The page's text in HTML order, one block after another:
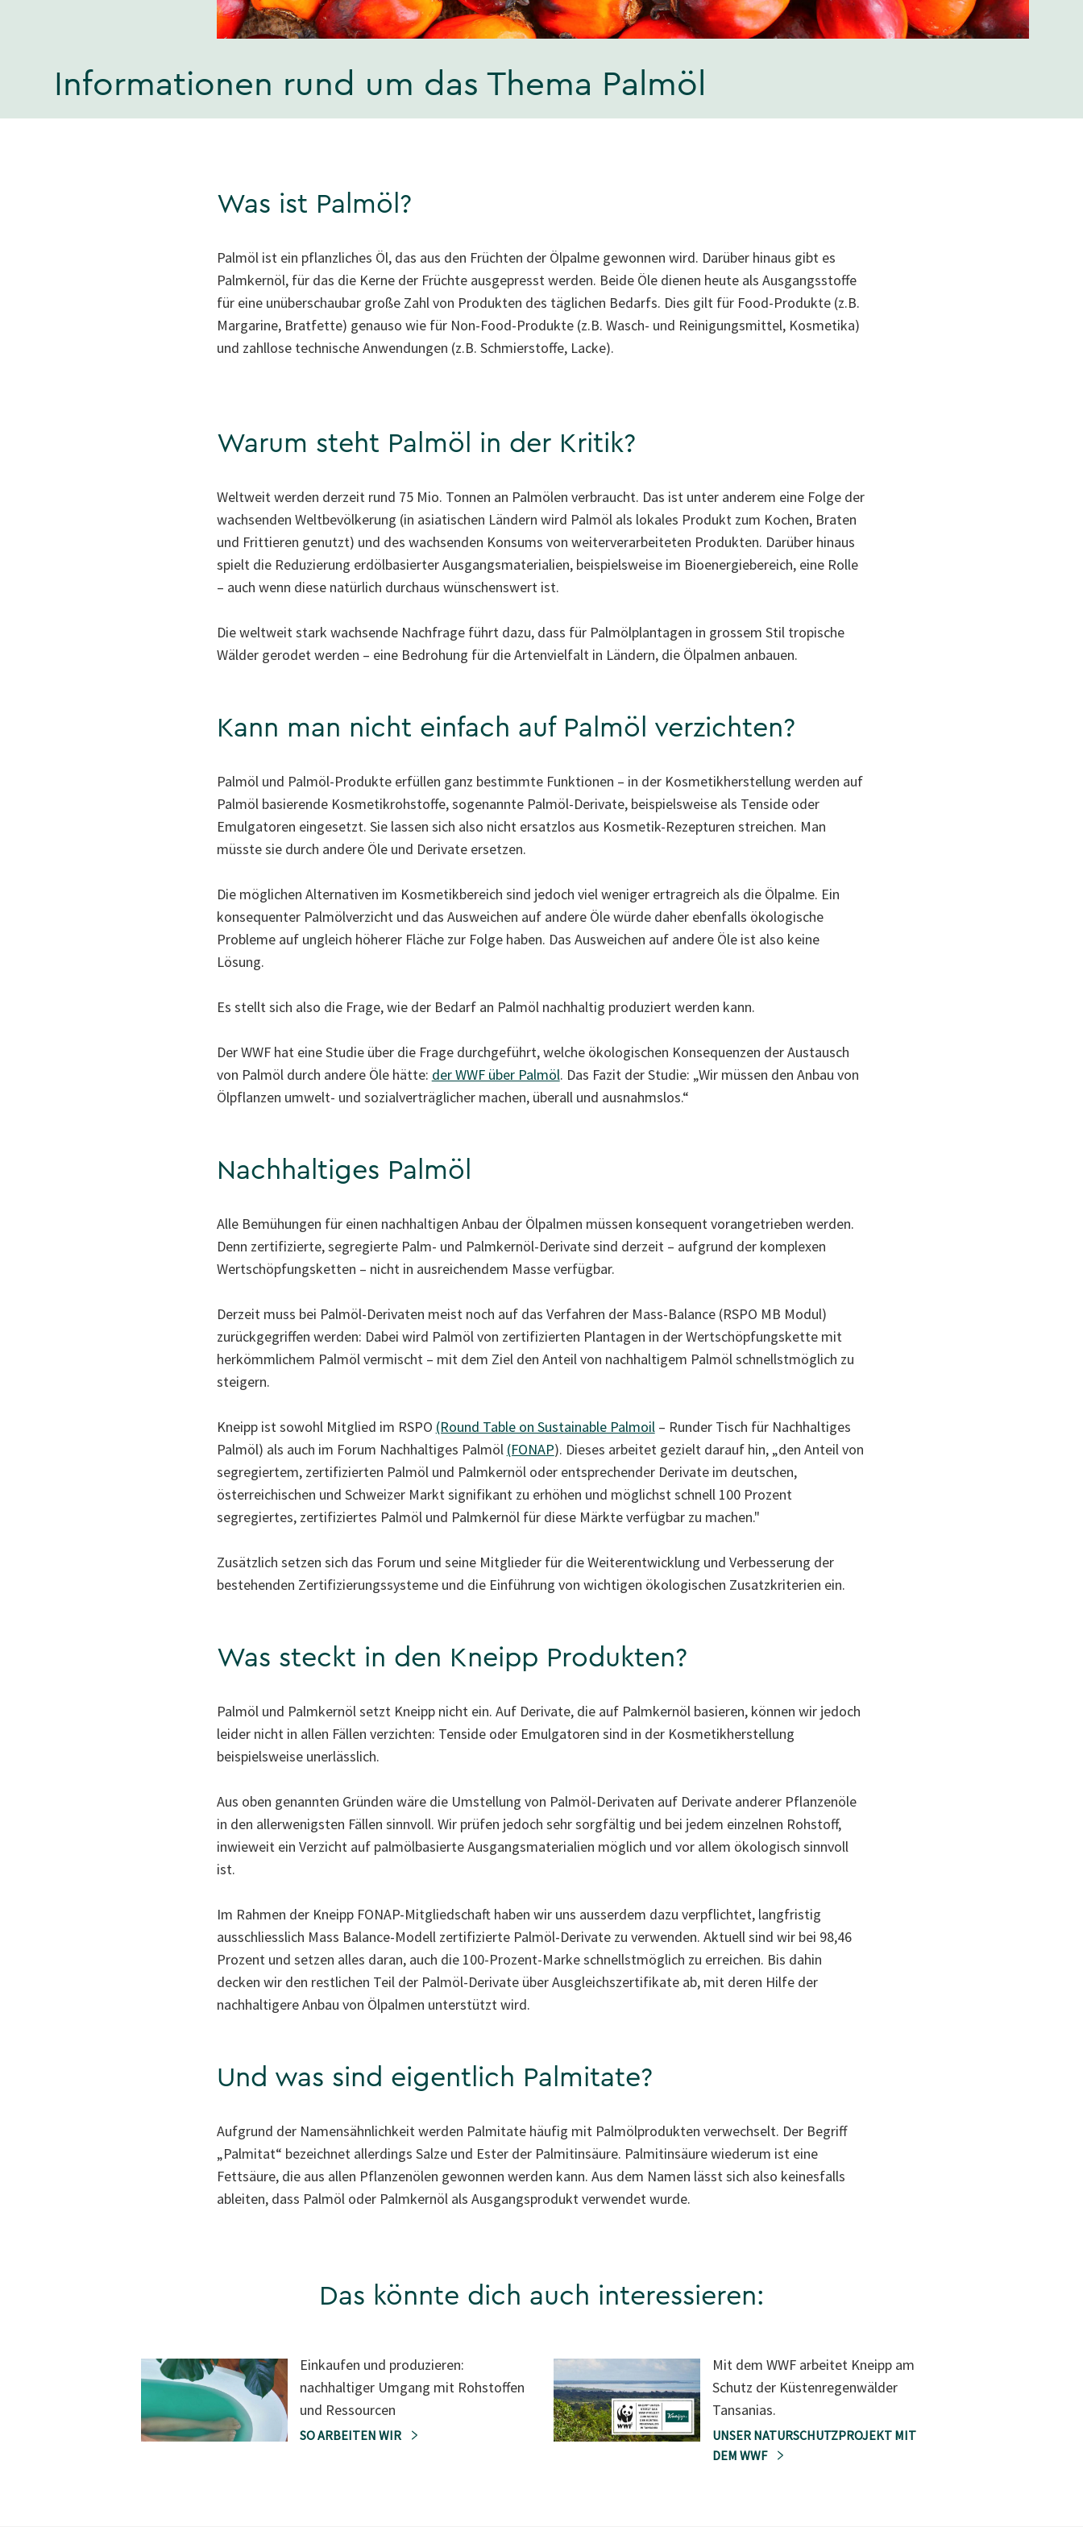
Informationen rund um das Thema Palmöl
Was ist Palmöl?
Palmöl ist ein pflanzliches Öl, das aus den Früchten der Ölpalme gewonnen wird. Darüber hinaus gibt es
Palmkernöl, für das die Kerne der Früchte ausgepresst werden. Beide Öle dienen heute als Ausgangsstoffe
für eine unüberschaubar große Zahl von Produkten des täglichen Bedarfs. Dies gilt für Food-Produkte (z.B.
Margarine, Bratfette) genauso wie für Non-Food-Produkte (z.B. Wasch- und Reinigungsmittel, Kosmetika)
und zahllose technische Anwendungen (z.B. Schmierstoffe, Lacke).
Warum steht Palmöl in der Kritik?
Weltweit werden derzeit rund 75 Mio. Tonnen an Palmölen verbraucht. Das ist unter anderem eine Folge der
wachsenden Weltbevölkerung (in asiatischen Ländern wird Palmöl als lokales Produkt zum Kochen, Braten
und Frittieren genutzt) und des wachsenden Konsums von weiterverarbeiteten Produkten. Darüber hinaus
spielt die Reduzierung erdölbasierter Ausgangsmaterialien, beispielsweise im Bioenergiebereich, eine Rolle
– auch wenn diese natürlich durchaus wünschenswert ist.
Die weltweit stark wachsende Nachfrage führt dazu, dass für Palmölplantagen in grossem Stil tropische
Wälder gerodet werden – eine Bedrohung für die Artenvielfalt in Ländern, die Ölpalmen anbauen.
Kann man nicht einfach auf Palmöl verzichten?
Palmöl und Palmöl-Produkte erfüllen ganz bestimmte Funktionen – in der Kosmetikherstellung werden auf
Palmöl basierende Kosmetikrohstoffe, sogenannte Palmöl-Derivate, beispielsweise als Tenside oder
Emulgatoren eingesetzt. Sie lassen sich also nicht ersatzlos aus Kosmetik-Rezepturen streichen. Man
müsste sie durch andere Öle und Derivate ersetzen.
Die möglichen Alternativen im Kosmetikbereich sind jedoch viel weniger ertragreich als die Ölpalme. Ein
konsequenter Palmölverzicht und das Ausweichen auf andere Öle würde daher ebenfalls ökologische
Probleme auf ungleich höherer Fläche zur Folge haben. Das Ausweichen auf andere Öle ist also keine
Lösung.
Es stellt sich also die Frage, wie der Bedarf an Palmöl nachhaltig produziert werden kann.
Der WWF hat eine Studie über die Frage durchgeführt, welche ökologischen Konsequenzen der Austausch
von Palmöl durch andere Öle hätte: der WWF über Palmöl. Das Fazit der Studie: „Wir müssen den Anbau von
Ölpflanzen umwelt- und sozialverträglicher machen, überall und ausnahmslos.“
Nachhaltiges Palmöl
Alle Bemühungen für einen nachhaltigen Anbau der Ölpalmen müssen konsequent vorangetrieben werden.
Denn zertifizierte, segregierte Palm- und Palmkernöl-Derivate sind derzeit – aufgrund der komplexen
Wertschöpfungsketten – nicht in ausreichendem Masse verfügbar.
Derzeit muss bei Palmöl-Derivaten meist noch auf das Verfahren der Mass-Balance (RSPO MB Modul)
zurückgegriffen werden: Dabei wird Palmöl von zertifizierten Plantagen in der Wertschöpfungskette mit
herkömmlichem Palmöl vermischt – mit dem Ziel den Anteil von nachhaltigem Palmöl schnellstmöglich zu
steigern.
Kneipp ist sowohl Mitglied im RSPO (Round Table on Sustainable Palmoil– Runder Tisch für Nachhaltiges
Palmöl) als auch im Forum Nachhaltiges Palmöl (FONAP). Dieses arbeitet gezielt darauf hin, „den Anteil von
segregiertem, zertifizierten Palmöl und Palmkernöl oder entsprechender Derivate im deutschen,
österreichischen und Schweizer Markt signifikant zu erhöhen und möglichst schnell 100 Prozent
segregiertes, zertifiziertes Palmöl und Palmkernöl für diese Märkte verfügbar zu machen."
Zusätzlich setzen sich das Forum und seine Mitglieder für die Weiterentwicklung und Verbesserung der
bestehenden Zertifizierungssysteme und die Einführung von wichtigen ökologischen Zusatzkriterien ein.
Was steckt in den Kneipp Produkten?
Palmöl und Palmkernöl setzt Kneipp nicht ein. Auf Derivate, die auf Palmkernöl basieren, können wir jedoch
leider nicht in allen Fällen verzichten: Tenside oder Emulgatoren sind in der Kosmetikherstellung
beispielsweise unerlässlich.
Aus oben genannten Gründen wäre die Umstellung von Palmöl-Derivaten auf Derivate anderer Pflanzenöle
in den allerwenigsten Fällen sinnvoll. Wir prüfen jedoch sehr sorgfältig und bei jedem einzelnen Rohstoff,
inwieweit ein Verzicht auf palmölbasierte Ausgangsmaterialien möglich und vor allem ökologisch sinnvoll
ist.
Im Rahmen der Kneipp FONAP-Mitgliedschaft haben wir uns ausserdem dazu verpflichtet, langfristig
ausschliesslich Mass Balance-Modell zertifizierte Palmöl-Derivate zu verwenden. Aktuell sind wir bei 98,46
Prozent und setzen alles daran, auch die 100-Prozent-Marke schnellstmöglich zu erreichen. Bis dahin
decken wir den restlichen Teil der Palmöl-Derivate über Ausgleichszertifikate ab, mit deren Hilfe der
nachhaltigere Anbau von Ölpalmen unterstützt wird.
Und was sind eigentlich Palmitate?
Aufgrund der Namensähnlichkeit werden Palmitate häufig mit Palmölprodukten verwechselt. Der Begriff
„Palmitat“ bezeichnet allerdings Salze und Ester der Palmitinsäure. Palmitinsäure wiederum ist eine
Fettsäure, die aus allen Pflanzenölen gewonnen werden kann. Aus dem Namen lässt sich also keinesfalls
ableiten, dass Palmöl oder Palmkernöl als Ausgangsprodukt verwendet wurde.
Das könnte dich auch interessieren:
Einkaufen und produzieren:
nachhaltiger Umgang mit Rohstoffen
und Ressourcen
SO ARBEITEN WIR
Mit dem WWF arbeitet Kneipp am
Schutz der Küstenregenwälder
Tansanias.
UNSER NATURSCHUTZPROJEKT MIT
DEM WWF